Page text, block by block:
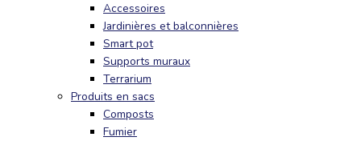
Accessoires
Jardinières et balconnières
Smart pot
Supports muraux
Terrarium
Produits en sacs
Composts
Fumier